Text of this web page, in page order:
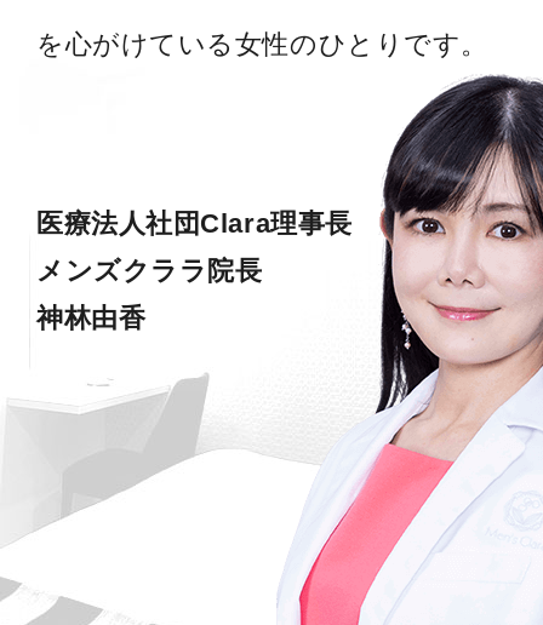
を心がけている女性のひとりです。
医療法人社団Clara理事長
メンズクララ院長
神林由香